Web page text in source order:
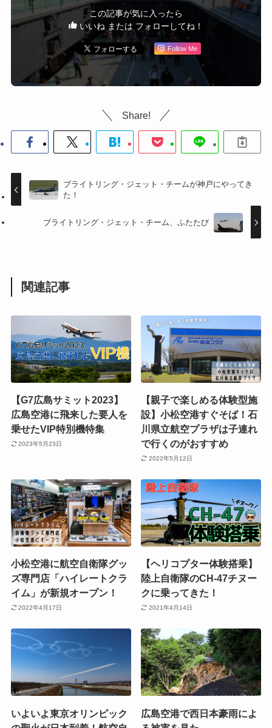
この記事が気に入ったら
いいね または フォローしてね！
Follow Me
Share!
ブライトリング・ジェット・チームが神戸にやってき
た！
ブライトリング・ジェット・チーム、ふたたび
関連記事
【G7広島サミット2023】
広島空港に飛来した要人を
乗せたVIP特別機特集
2023年5月23日
【親子で楽しめる体験型施
設】小松空港すぐそば！石
川県立航空プラザは子連れ
で行くのがおすすめ
2022年5月12日
小松空港に航空自衛隊グッ
ズ専門店「ハイレートクラ
イム」が新規オープン！
2022年4月17日
【ヘリコプター体験搭乗】
陸上自衛隊のCH-47チヌー
クに乗ってきた！
2021年4月14日
いよいよ東京オリンピック
広島空港で西日本豪雨によ